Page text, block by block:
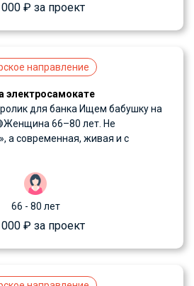
₽ за проект
направление
электросамокате
для банка Ищем бабушку на
66–80 лет. Не
а современная, живая и с
66 - 80 лет
₽ за проект